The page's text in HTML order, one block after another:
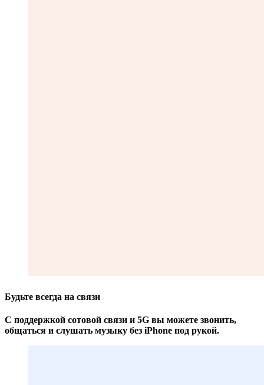
Будьте всегда на связи
С поддержкой сотовой связи и 5G вы можете звонить,
общаться и слушать музыку без iPhone под рукой.